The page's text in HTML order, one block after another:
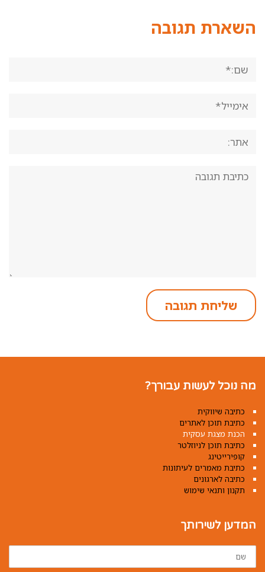
השארת תגובה
מה נוכל לעשות עבורך?
כתיבה שיווקית
כתיבת תוכן לאתרים
הכנת מצגת עסקית
כתיבת תוכן לניוזלטר
קופירייטינג
כתיבת מאמרים לעיתונות
כתיבה לארגונים
תקנון ותנאי שימוש
המדען לשירותך
שם